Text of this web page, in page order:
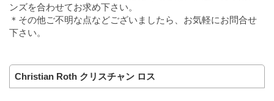
ンズを合わせてお求め下さい。
＊その他ご不明な点などございましたら、お気軽にお問合せ
下さい。
Christian Roth クリスチャン ロス